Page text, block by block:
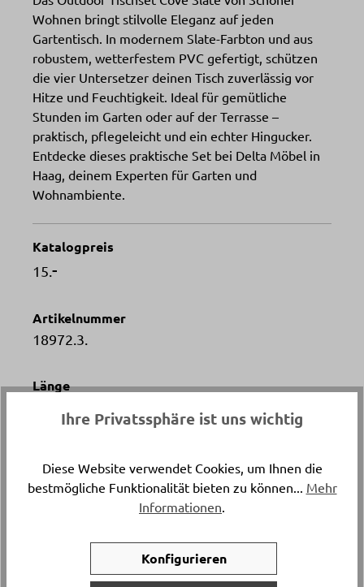
Wohnen bringt stilvolle Eleganz auf jeden
Gartentisch. In modernem Slate-Farbton und aus
robustem, wetterfestem PVC gefertigt, schützen
die vier Untersetzer deinen Tisch zuverlässig vor
Hitze und Feuchtigkeit. Ideal für gemütliche
Stunden im Garten oder auf der Terrasse –
praktisch, pflegeleicht und ein echter Hingucker.
Entdecke dieses praktische Set bei Delta Möbel in
Haag, deinem Experten für Garten und
Wohnambiente.
Katalogpreis
15. -
Artikelnummer
18972.3.
Länge
Postversand
ca. 37 cm
Ihre Privatssphäre ist uns wichtig
Diese Website verwendet Cookies, um Ihnen die
bestmögliche Funktionalität bieten zu können... Mehr
Informationen.
Konfigurieren